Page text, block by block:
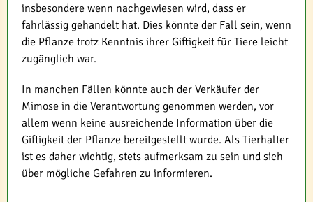
insbesondere wenn nachgewiesen wird, dass er
fahrlässig gehandelt hat. Dies könnte der Fall sein, wenn
die Pflanze trotz Kenntnis ihrer Giftigkeit für Tiere leicht
zugänglich war.
In manchen Fällen könnte auch der Verkäufer der
Mimose in die Verantwortung genommen werden, vor
allem wenn keine ausreichende Information über die
Giftigkeit der Pflanze bereitgestellt wurde. Als Tierhalter
ist es daher wichtig, stets aufmerksam zu sein und sich
über mögliche Gefahren zu informieren.